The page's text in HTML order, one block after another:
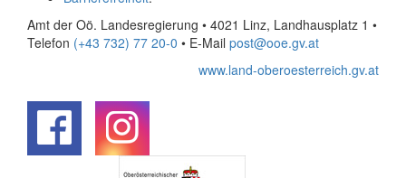
Amt der Oö. Landesregierung • 4021 Linz, Landhausplatz 1 •
Telefon (+43 732) 77 20-0 • E-Mail post@ooe.gv.at
www.land-oberoesterreich.gv.at